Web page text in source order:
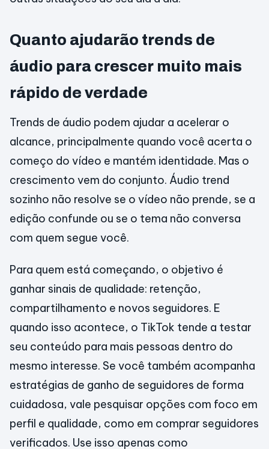
Quanto ajudarão trends de
áudio para crescer muito mais
rápido de verdade
Trends de áudio podem ajudar a acelerar o
alcance, principalmente quando você acerta o
começo do vídeo e mantém identidade. Mas o
crescimento vem do conjunto. Áudio trend
sozinho não resolve se o vídeo não prende, se a
edição confunde ou se o tema não conversa
com quem segue você.
Para quem está começando, o objetivo é
ganhar sinais de qualidade: retenção,
compartilhamento e novos seguidores. E
quando isso acontece, o TikTok tende a testar
seu conteúdo para mais pessoas dentro do
mesmo interesse. Se você também acompanha
estratégias de ganho de seguidores de forma
cuidadosa, vale pesquisar opções com foco em
perfil e qualidade, como em comprar seguidores
verificados. Use isso apenas como